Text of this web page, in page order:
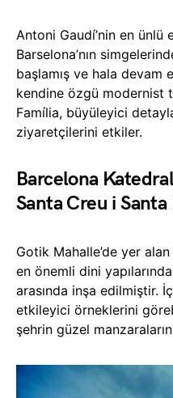
Antoni Gaudí’nin en ünlü
Barselona’nın
başlamış ve hala devam
kendine özgü modernist
Família, büyüleyici
ziyaretçilerini etkiler.
Barcelona
Santa Creu i Santa
Gotik Mahalle’de yer
en önemli dini
arasında inşa edilmiştir.
etkileyici örneklerini
şehrin güzel